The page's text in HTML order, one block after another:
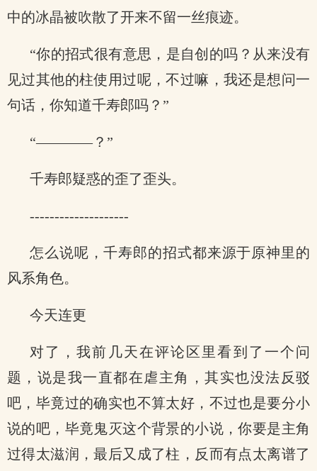
中的冰晶被吹散了开来不留一丝痕迹。
“你的招式很有意思，是自创的吗？从来没有
见过其他的柱使用过呢，不过嘛，我还是想问一
句话，你知道千寿郎吗？”
“————？”
千寿郎疑惑的歪了歪头。
--------------------
怎么说呢，千寿郎的招式都来源于原神里的
风系角色。
今天连更
对了，我前几天在评论区里看到了一个问
题，说是我一直都在虐主角，其实也没法反驳
吧，毕竟过的确实也不算太好，不过也是要分小
说的吧，毕竟鬼灭这个背景的小说，你要是主角
过得太滋润，最后又成了柱，反而有点太离谱了